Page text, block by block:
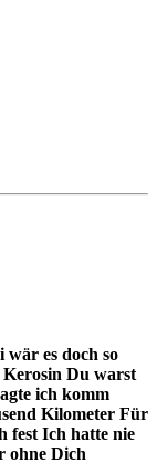
wär es doch so
Du warst
ich komm
Kilometer Für
fest Ich hatte nie
ohne Dich